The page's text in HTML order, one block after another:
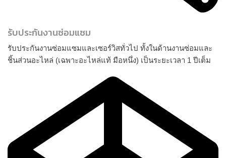
รับประกันงานซ่อมแซม
รับประกันงานซ่อมแซมและเซอร์วิสทั่วไป ทั้งในด้านงานซ่อมและ
ชิ้นส่วนอะไหล่ (เฉพาะอะไหล่แท้ มือหนึ่ง) เป็นระยะเวลา 1 ปีเต็ม